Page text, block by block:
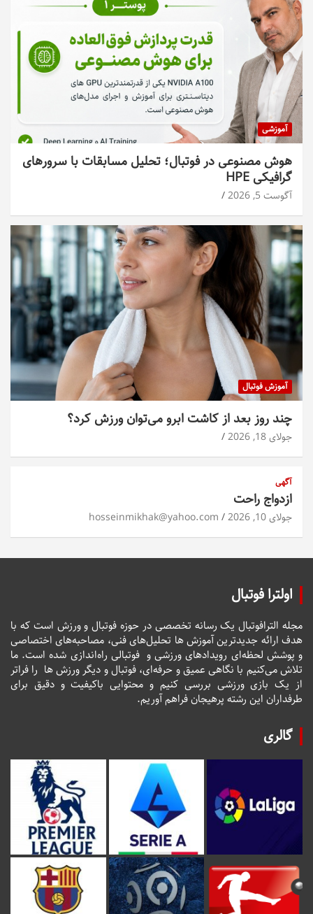
آموزشی
هوش مصنوعی در فوتبال؛ تحلیل مسابقات با سرورهای
گرافیکی HPE
آگوست 5, 2026
آموزش فوتبال
چند روز بعد از کاشت ابرو می‌توان ورزش کرد؟
جولای 18, 2026
آگهی
ازدواج راحت
جولای 10, 2026 hosseinmikhak@yahoo.com
اولترا فوتبال
مجله الترافوتبال یک رسانه تخصصی در حوزه فوتبال و ورزش است که با
هدف ارائه جدیدترین آموزش ها تحلیل‌های فنی، مصاحبه‌های اختصاصی
و پوشش لحظه‌ای رویدادهای ورزشی و فوتبالی راه‌اندازی شده است. ما
تلاش می‌کنیم با نگاهی عمیق و حرفه‌ای، فوتبال و دیگر ورزش ها را فراتر
از یک بازی ورزشی بررسی کنیم و محتوایی باکیفیت و دقیق برای
طرفداران این رشته پرهیجان فراهم آوریم.
گالری